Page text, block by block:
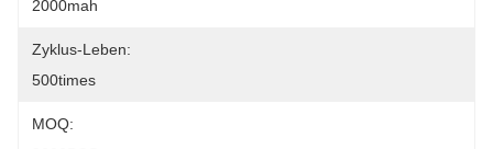
2000mah
Zyklus-Leben:
500times
MOQ: